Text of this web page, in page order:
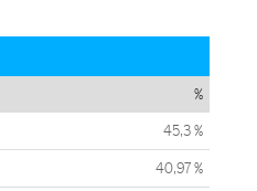
%
45,3 %
40,97 %